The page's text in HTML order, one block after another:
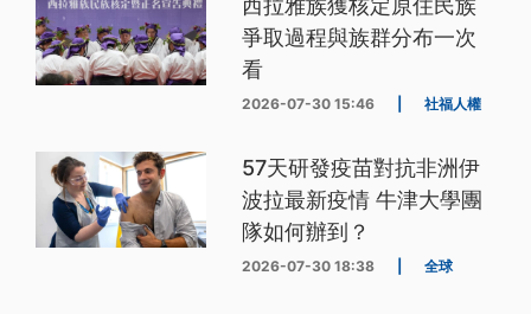
西拉雅族獲核定原住民族
爭取過程與族群分布一次
看
2026-07-30 15:46 社福人權
57天研發疫苗對抗非洲伊
波拉最新疫情 牛津大學團
隊如何辦到？
2026-07-30 18:38 全球